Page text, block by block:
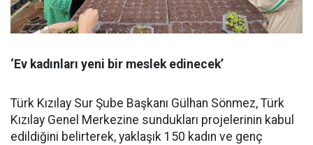
‘Ev kadınları yeni bir meslek edinecek’
Türk Kızılay Sur Şube Başkanı Gülhan Sönmez, Türk
Kızılay Genel Merkezine sundukları projelerinin kabul
edildiğini belirterek, yaklaşık 150 kadın ve genç